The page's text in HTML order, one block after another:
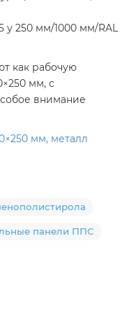
у 250 мм/1000 мм/RAL
как рабочую
мм, с
внимание
мм, металл
панели ППС